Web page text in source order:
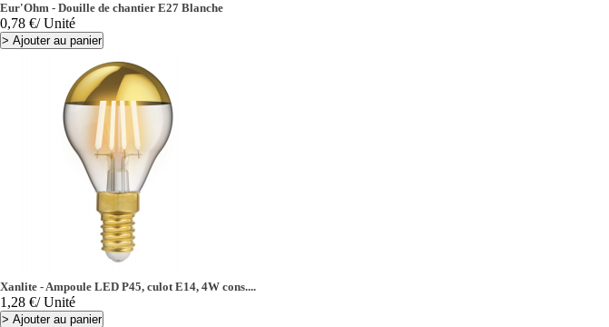
Eur'Ohm - Douille de chantier E27 Blanche
Prix
0,78 €/ Unité
> Ajouter au panier
Xanlite - Ampoule LED P45, culot E14, 4W cons....
Prix
1,28 €/ Unité
> Ajouter au panier